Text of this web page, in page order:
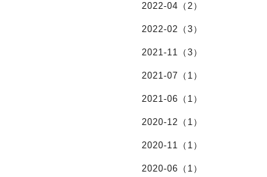
2022-04（2）
2022-02（3）
2021-11（3）
2021-07（1）
2021-06（1）
2020-12（1）
2020-11（1）
2020-06（1）